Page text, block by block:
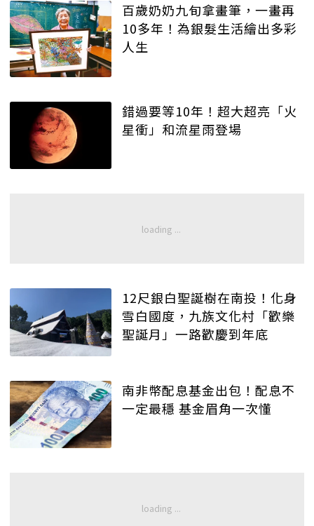
百歲奶奶九旬拿畫筆，一畫再
10多年！為銀髮生活繪出多彩
人生
錯過要等10年！超大超亮「火
星衝」和流星雨登場
12尺銀白聖誕樹在南投！化身
雪白國度，九族文化村「歡樂
聖誕月」一路歡慶到年底
南非幣配息基金出包！配息不
一定最穩 基金眉角一次懂